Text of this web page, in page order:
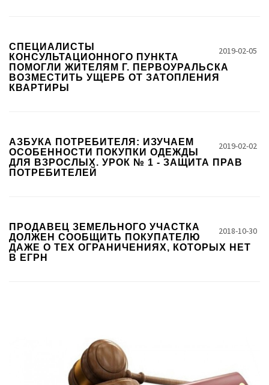
2019-02-05
СПЕЦИАЛИСТЫ
КОНСУЛЬТАЦИОННОГО ПУНКТА
ПОМОГЛИ ЖИТЕЛЯМ Г. ПЕРВОУРАЛЬСКА
ВОЗМЕСТИТЬ УЩЕРБ ОТ ЗАТОПЛЕНИЯ
КВАРТИРЫ
2019-02-02
АЗБУКА ПОТРЕБИТЕЛЯ: ИЗУЧАЕМ
ОСОБЕННОСТИ ПОКУПКИ ОДЕЖДЫ
ДЛЯ ВЗРОСЛЫХ. УРОК № 1 - ЗАЩИТА ПРАВ
ПОТРЕБИТЕЛЕЙ
2018-10-30
ПРОДАВЕЦ ЗЕМЕЛЬНОГО УЧАСТКА
ДОЛЖЕН СООБЩИТЬ ПОКУПАТЕЛЮ
ДАЖЕ О ТЕХ ОГРАНИЧЕНИЯХ, КОТОРЫХ НЕТ
В ЕГРН